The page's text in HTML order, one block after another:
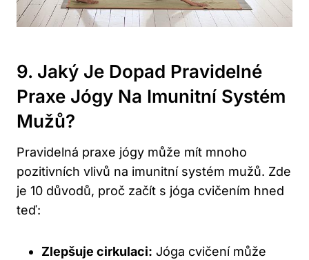
9. Jaký Je Dopad Pravidelné
Praxe Jógy Na Imunitní Systém
Mužů?
Pravidelná praxe jógy může mít mnoho
pozitivních vlivů na imunitní systém mužů. Zde
je 10 důvodů, proč začít s jóga cvičením hned
teď:
Zlepšuje cirkulaci: Jóga cvičení může